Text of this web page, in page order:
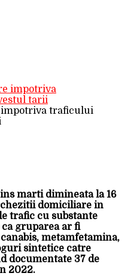
impotriva traficului
marti dimineata la 16
domiciliare in
trafic cu substante
gruparea ar fi
metamfetamina,
sintetice catre
documentate 37 de
2022.